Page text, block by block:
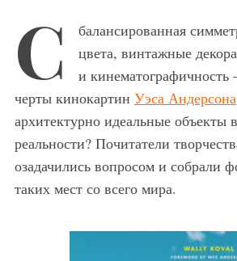
С
балансированная
цвета, винтажные
и
черты кинокартин Уэса Андерсона
архитектурно идеальные объекты
реальности? Почитатели
озадачились вопросом и собрали
таких мест со всего мира.